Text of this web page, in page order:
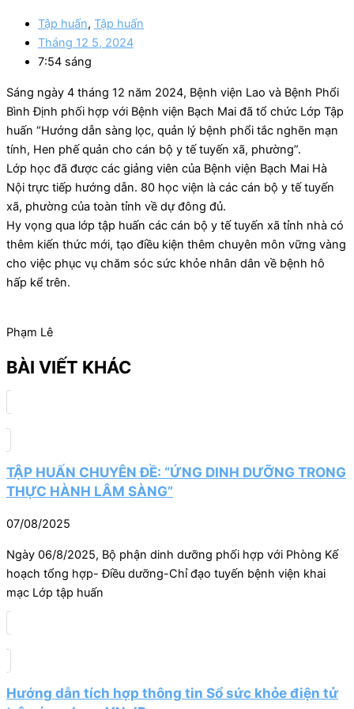
Tập huấn, Tập huấn
Tháng 12 5, 2024
7:54 sáng
Sáng ngày 4 tháng 12 năm 2024, Bệnh viện Lao và Bệnh Phổi
Bình Định phối hợp với Bệnh viện Bạch Mai đã tổ chức Lớp Tập
huấn “Hướng dẫn sàng lọc, quản lý bệnh phổi tắc nghẽn mạn
tính, Hen phế quản cho cán bộ y tế tuyến xã, phường”.
Lớp học đã được các giảng viên của Bệnh viện Bạch Mai Hà
Nội trực tiếp hướng dẫn. 80 học viện là các cán bộ y tế tuyến
xã, phường của toàn tỉnh về dự đông đủ.
Hy vọng qua lớp tập huấn các cán bộ y tế tuyến xã tỉnh nhà có
thêm kiến thức mới, tạo điều kiện thêm chuyên môn vững vàng
cho việc phục vụ chăm sóc sức khỏe nhân dân về bệnh hô
hấp kể trên.
Phạm Lê
BÀI VIẾT KHÁC
TẬP HUẤN CHUYÊN ĐỀ: “ỨNG DINH DƯỠNG TRONG
THỰC HÀNH LÂM SÀNG”
07/08/2025
Ngày 06/8/2025, Bộ phận dinh dưỡng phối hợp với Phòng Kế
hoạch tổng hợp- Điều dưỡng-Chỉ đạo tuyến bệnh viện khai
mạc Lớp tập huấn
Hướng dẫn tích hợp thông tin Sổ sức khỏe điện tử